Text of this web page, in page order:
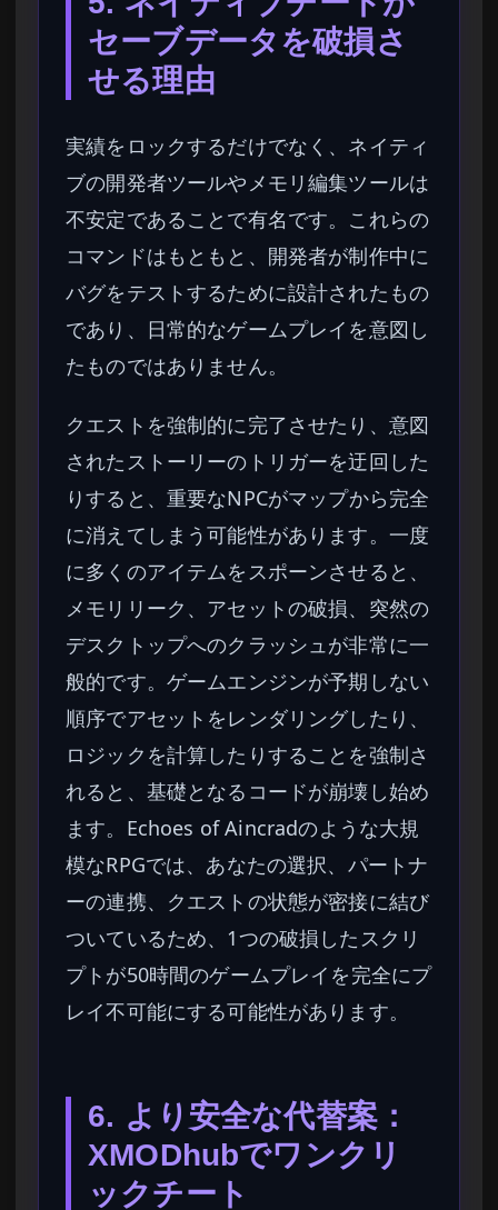
セーブデータを破損さ
せる理由
実績をロックするだけでなく、ネイティ
ブの開発者ツールやメモリ編集ツールは
不安定であることで有名です。これらの
コマンドはもともと、開発者が制作中に
バグをテストするために設計されたもの
であり、日常的なゲームプレイを意図し
たものではありません。
クエストを強制的に完了させたり、意図
されたストーリーのトリガーを迂回した
りすると、重要なNPCがマップから完全
に消えてしまう可能性があります。一度
に多くのアイテムをスポーンさせると、
メモリリーク、アセットの破損、突然の
デスクトップへのクラッシュが非常に一
般的です。ゲームエンジンが予期しない
順序でアセットをレンダリングしたり、
ロジックを計算したりすることを強制さ
れると、基礎となるコードが崩壊し始め
ます。Echoes of Aincradのような大規
模なRPGでは、あなたの選択、パートナ
ーの連携、クエストの状態が密接に結び
ついているため、1つの破損したスクリ
プトが50時間のゲームプレイを完全にプ
レイ不可能にする可能性があります。
6. より安全な代替案：
XMODhubでワンクリ
ックチート